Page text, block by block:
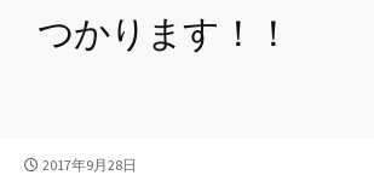
つかります！！
公
2017年9月28日